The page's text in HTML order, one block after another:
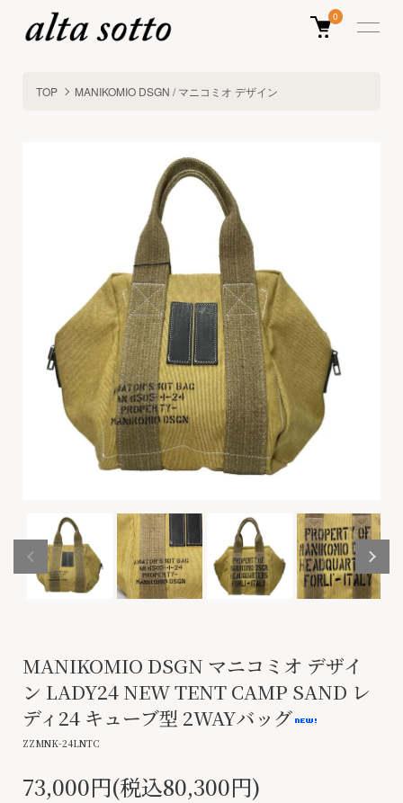
0
TOP MANIKOMIO DSGN / マニコミオ デザイン
MANIKOMIO DSGN マニコミオ デザイ
ン LADY24 NEW TENT CAMP SAND レ
ディ24 キューブ型 2WAYバッグ
ZZMNK-24LNTC
73,000円(税込80,300円)